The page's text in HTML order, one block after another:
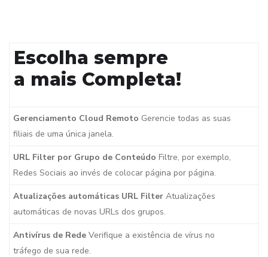
Escolha sempre
a mais Completa!
Gerenciamento Cloud Remoto Gerencie todas as suas
filiais de uma única janela.
URL Filter por Grupo de Conteúdo Filtre, por exemplo,
Redes Sociais ao invés de colocar página por página.
Atualizações automáticas URL Filter Atualizações
automáticas de novas URLs dos grupos.
Antivírus de Rede Verifique a existência de vírus no
tráfego de sua rede.